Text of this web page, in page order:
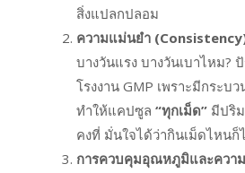
สิ่งแปลกปลอม
ความแม่นยำ
บางวันแรง บางวันเบาไหม?
โรงงาน GMP เพราะมีกระ
ทำให้แคปซูล “ทุกเม็ด” มีปริ
คงที่ มั่นใจได้ว่ากินเม็ดไหนก็
การควบคุมอุณหภูมิและควา